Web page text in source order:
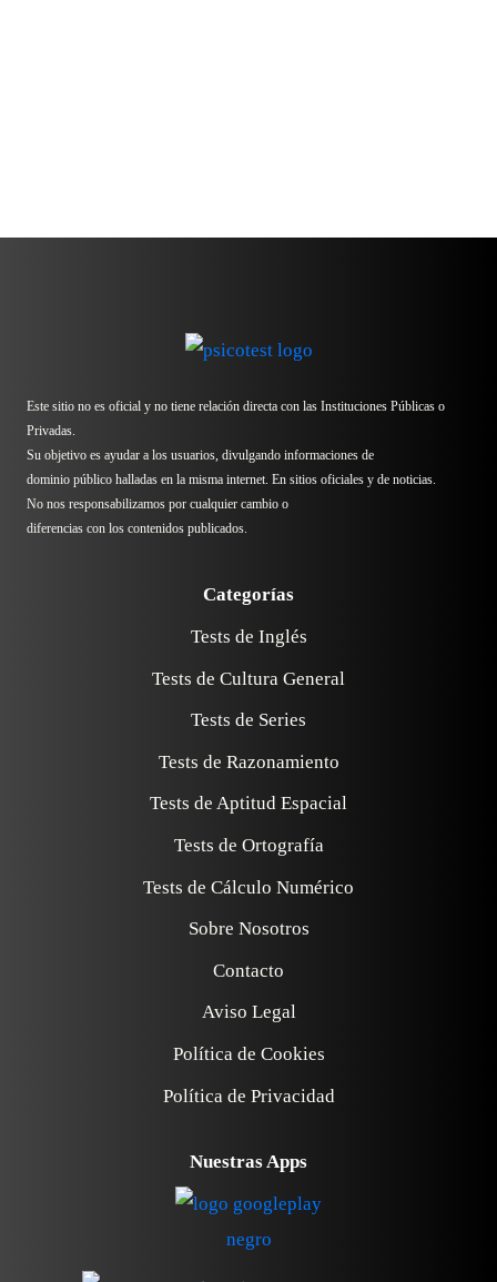
Este sitio no es oficial y no tiene relación directa con las Instituciones Públicas o
Privadas.
Su objetivo es ayudar a los usuarios, divulgando informaciones de
dominio público halladas en la misma internet. En sitios oficiales y de noticias.
No nos responsabilizamos por cualquier cambio o
diferencias con los contenidos publicados.
Categorías
Tests de Inglés
Tests de Cultura General
Tests de Series
Tests de Razonamiento
Tests de Aptitud Espacial
Tests de Ortografía
Tests de Cálculo Numérico
Sobre Nosotros
Contacto
Aviso Legal
Política de Cookies
Política de Privacidad
Nuestras Apps